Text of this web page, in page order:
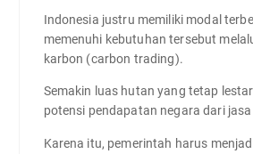
Indonesia justru memiliki modal
memenuhi kebutuhan tersebut
karbon (carbon trading).
Semakin luas hutan yang tetap
potensi pendapatan negara dari
Karena itu, pemerintah harus